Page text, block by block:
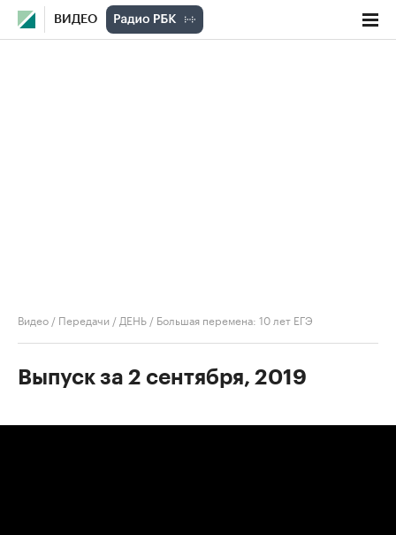
ВИДЕО
Видео / Передачи / ДЕНЬ / Большая перемена: 10 лет ЕГЭ
Выпуск за 2 сентября, 2019